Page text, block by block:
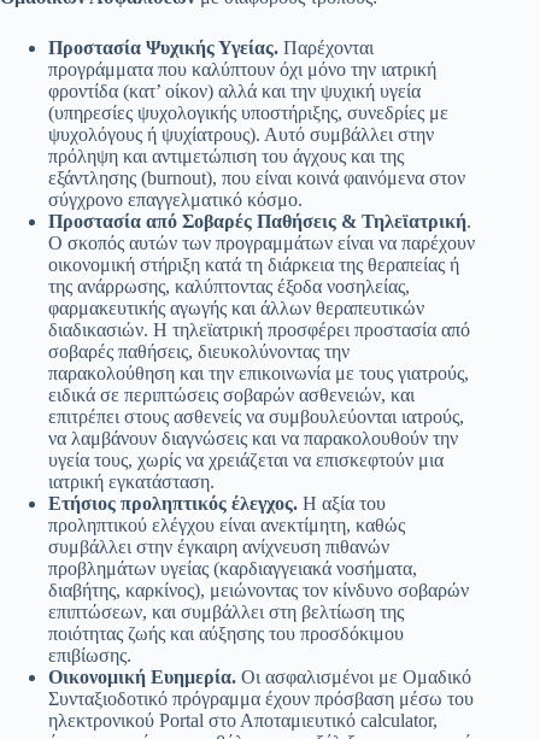
Προστασία Ψυχικής Υγείας. Παρέχονται
προγράμματα που καλύπτουν όχι μόνο την ιατρική
φροντίδα (κατ’ οίκον) αλλά και την ψυχική υγεία
(υπηρεσίες ψυχολογικής υποστήριξης, συνεδρίες με
ψυχολόγους ή ψυχίατρους). Αυτό συμβάλλει στην
πρόληψη και αντιμετώπιση του άγχους και της
εξάντλησης (burnout), που είναι κοινά φαινόμενα στον
σύγχρονο επαγγελματικό κόσμο.
Προστασία από Σοβαρές Παθήσεις & Τηλεϊατρική.
Ο σκοπός αυτών των προγραμμάτων είναι να παρέχουν
οικονομική στήριξη κατά τη διάρκεια της θεραπείας ή
της ανάρρωσης, καλύπτοντας έξοδα νοσηλείας,
φαρμακευτικής αγωγής και άλλων θεραπευτικών
διαδικασιών. H τηλεϊατρική προσφέρει προστασία από
σοβαρές παθήσεις, διευκολύνοντας την
παρακολούθηση και την επικοινωνία με τους γιατρούς,
ειδικά σε περιπτώσεις σοβαρών ασθενειών, και
επιτρέπει στους ασθενείς να συμβουλεύονται ιατρούς,
να λαμβάνουν διαγνώσεις και να παρακολουθούν την
υγεία τους, χωρίς να χρειάζεται να επισκεφτούν μια
ιατρική εγκατάσταση.
Ετήσιος προληπτικός έλεγχος. Η αξία του
προληπτικού ελέγχου είναι ανεκτίμητη, καθώς
συμβάλλει στην έγκαιρη ανίχνευση πιθανών
προβλημάτων υγείας (καρδιαγγειακά νοσήματα,
διαβήτης, καρκίνος), μειώνοντας τον κίνδυνο σοβαρών
επιπτώσεων, και συμβάλλει στη βελτίωση της
ποιότητας ζωής και αύξησης του προσδόκιμου
επιβίωσης.
Οικονομική Ευημερία. Οι ασφαλισμένοι με Ομαδικό
Συνταξιοδοτικό πρόγραμμα έχουν πρόσβαση μέσω του
ηλεκτρονικού Portal στο Αποταμιευτικό calculator,